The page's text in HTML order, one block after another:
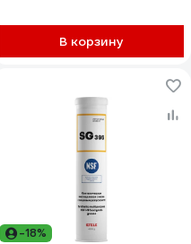
В корзину
-18%